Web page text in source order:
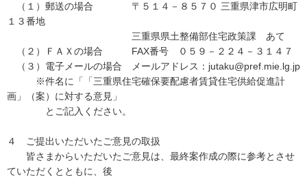
（１）郵送の場合 〒５１４－８５７０ 三重県津市広明町
１３番地
三重県県土整備部住宅政策課 あて
（２）ＦＡＸの場合 FAX番号 ０５９－２２４－３１４７
（３）電子メールの場合 メールアドレス：jutaku@pref.mie.lg.jp
※件名に「「三重県住宅確保要配慮者賃貸住宅供給促進計
画」（案）に対する意見」
とご記入ください。
４ ご提出いただいたご意見の取扱
皆さまからいただいたご意見は、最終案作成の際に参考とさせ
ていただくとともに、後